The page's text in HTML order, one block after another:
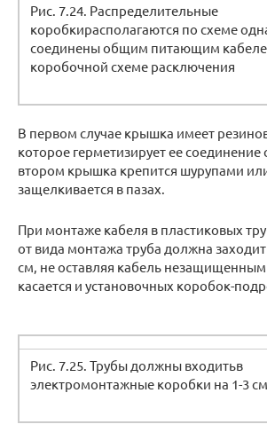
Рис. 7.24. Распределительные
коробкирасполагаются по схеме
соединены общим питающим
коробочной схеме расключения
В первом случае крышка имеет
которое герметизирует ее соединение
втором крышка крепится шурупами
защелкивается в пазах.
При монтаже кабеля в пластиковых
от вида монтажа труба должна
см, не оставляя кабель незащищенным
касается и установочных коробок-
Рис. 7.25. Трубы должны входитьв
электромонтажные коробки на 1-3 см